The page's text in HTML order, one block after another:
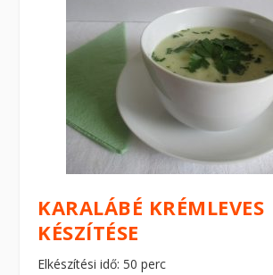
KARALÁBÉ KRÉMLEVES
KÉSZÍTÉSE
Elkészítési idő: 50 perc